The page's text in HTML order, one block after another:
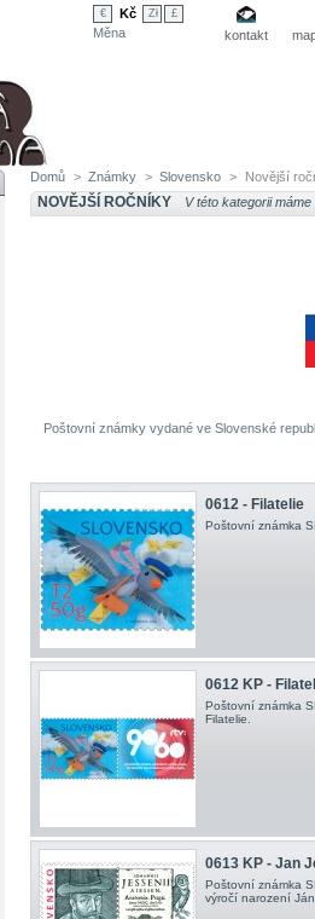
€ Kč Zł £
Měna kontakt
Domů > Známky > Slovensko > Novější
NOVĚJŠÍ ROČNÍKY V této kategorii
Poštovní známky vydané ve Slovenské
0612 - Filatelie
Poštovní známka
0612 KP -
Poštovní známka
Filatelie.
0613 KP - Jan
Poštovní známka
výročí narození